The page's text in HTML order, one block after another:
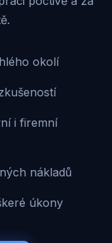
okolí
i firemní
nákladů
úkony